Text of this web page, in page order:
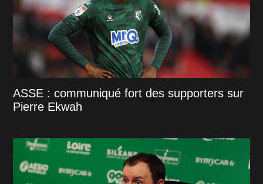
ASSE : communiqué fort des supporters sur
Pierre Ekwah